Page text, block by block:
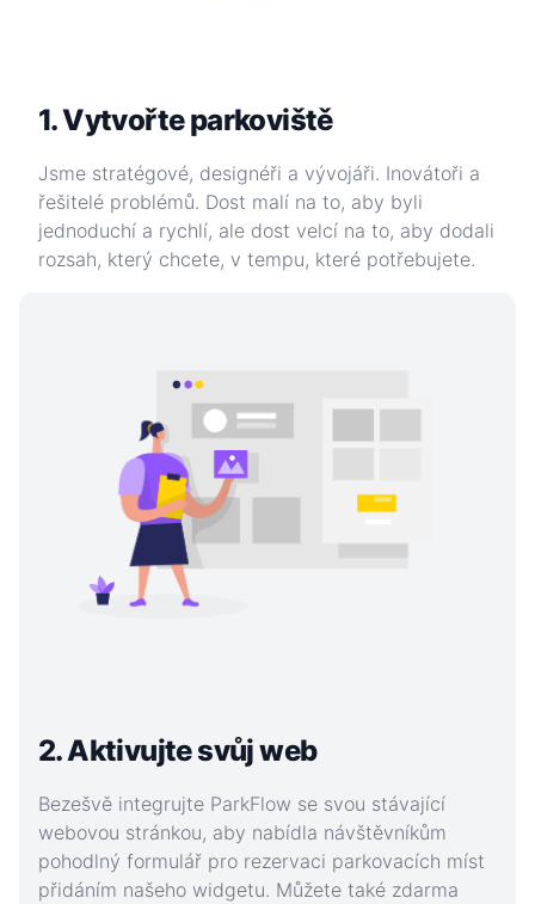
1. Vytvořte parkoviště
Jsme stratégové, designéři a vývojáři. Inovátoři a
řešitelé problémů. Dost malí na to, aby byli
jednoduchí a rychlí, ale dost velcí na to, aby dodali
rozsah, který chcete, v tempu, které potřebujete.
2. Aktivujte svůj web
Bezešvě integrujte ParkFlow se svou stávající
webovou stránkou, aby nabídla návštěvníkům
pohodlný formulář pro rezervaci parkovacích míst
přidáním našeho widgetu. Můžete také zdarma